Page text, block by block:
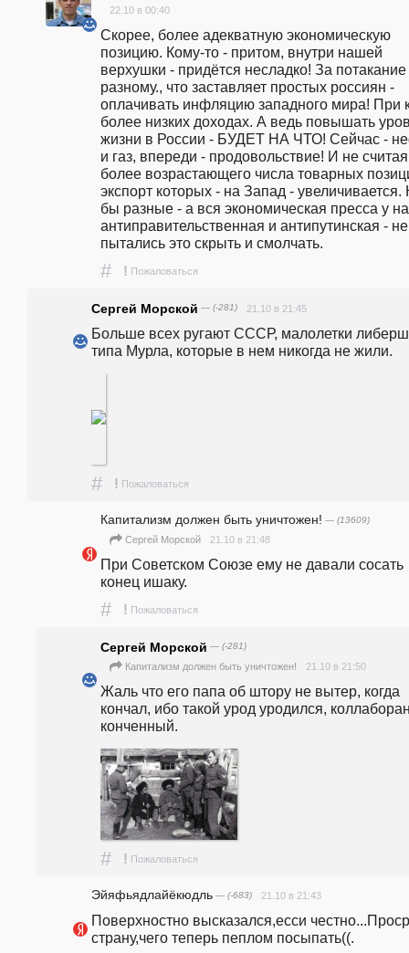
22.10 в 00:40
Скорее, более адекватную экономическую
позицию. Кому-то - притом, внутри нашей
верхушки - придётся несладко! За потакание
разному., что заставляет простых россиян -
оплачивать инфляцию западного мира! При
более низких доходах. А ведь повышать
жизни в России - БУДЕТ НА ЧТО! Сейчас -
и газ, впереди - продовольствие! И не
более возрастающего числа товарных
экспорт которых - на Запад - увеличивается.
бы разные - а вся экономическая пресса у
антиправительственная и антипутинская - не
пытались это скрыть и смолчать.
# ! Пожаловаться
Сергей Морской — (-281) 21.10 в 21:45
Больше всех ругают СССР, малолетки
типа Мурла, которые в нем никогда не жили.
# ! Пожаловаться
Капитализм должен быть уничтожен! — (13609)
Сергей Морской 21.10 в 21:48
При Советском Союзе ему не давали сосать
конец ишаку.
# ! Пожаловаться
Сергей Морской — (-281)
Капитализм должен быть уничтожен! 21.10 в 21:50
Жаль что его папа об штору не вытер, когда
кончал, ибо такой урод уродился,
конченный.
# ! Пожаловаться
Эйяфьядлайёкюдль — (-683) 21.10 в 21:43
Поверхностно высказался,есси
страну,чего теперь пеплом посыпать((.